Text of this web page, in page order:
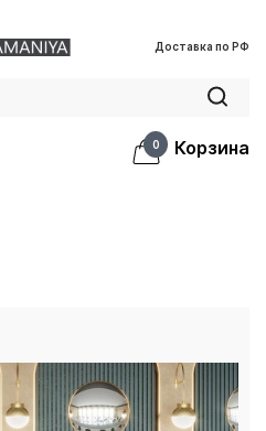
Доставка по РФ
0 Корзина